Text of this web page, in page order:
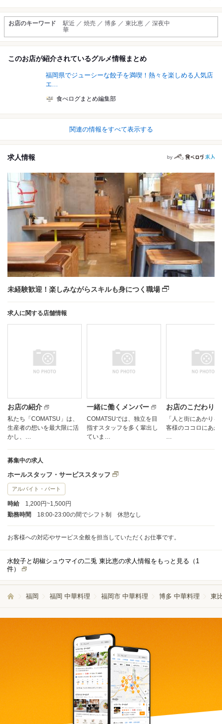
お店のキーワード
駅近 ／ 焼売 ／ 博多 ／ 東比恵 ／ 深夜中
華
このお店が紹介されているグルメ情報まとめ
福岡県でジューシーな餃子を満喫！熱々を楽しめる人気店
エ...
食べログまとめ編集部
関連の情報をすべて表示する
求人情報 by
未経験歓迎！楽しみながらスキルも身につく職場
求人に関する店舗情報
お店の紹介
私たち「COMATSU」は、
生産者の想いを最大限に活
かし、…
一緒に働くメンバー
COMATSUでは、独立を目
指すスタッフを多く輩出し
ていま…
お店のこだわり
「人と街にあかりを
客様のココロにあか
…
募集中の求人
ホールスタッフ・サービススタッフ
アルバイト・パート
時給
1,200円~1,500円
勤務時間
18:00-23:00の間でシフト制 休憩なし
お客様への対応やサービス全般を担当していただくお仕事です。
水餃子と胡椒シュウマイの二兎 東比恵の求人情報をもっと見る（ 1
件）
福岡 福岡 中華料理 福岡市 中華料理 博多 中華料理 東